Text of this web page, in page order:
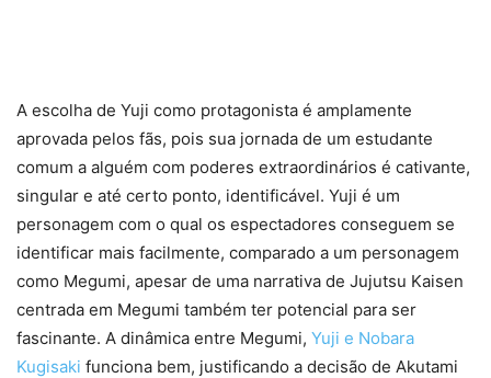
A escolha de Yuji como protagonista é amplamente
aprovada pelos fãs, pois sua jornada de um estudante
comum a alguém com poderes extraordinários é cativante,
singular e até certo ponto, identificável. Yuji é um
personagem com o qual os espectadores conseguem se
identificar mais facilmente, comparado a um personagem
como Megumi, apesar de uma narrativa de Jujutsu Kaisen
centrada em Megumi também ter potencial para ser
fascinante. A dinâmica entre Megumi, Yuji e Nobara
Kugisaki funciona bem, justificando a decisão de Akutami